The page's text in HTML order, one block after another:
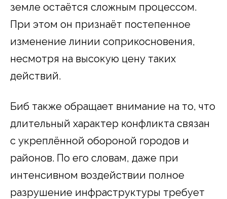
земле остаётся сложным процессом.
При этом он признаёт постепенное
изменение линии соприкосновения,
несмотря на высокую цену таких
действий.
Биб также обращает внимание на то, что
длительный характер конфликта связан
с укреплённой обороной городов и
районов. По его словам, даже при
интенсивном воздействии полное
разрушение инфраструктуры требует